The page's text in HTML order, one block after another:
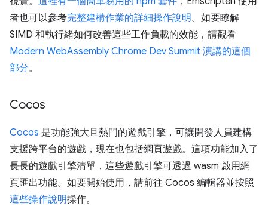
者也可以參考完整建構作業的詳細操作說明。如要瞭解
SIMD 和執行緒如何改善這些工作負載的效能，請觀看
Modern WebAssembly Chrome Dev Summit 演講的這個
部分。
Cocos
Cocos 是功能強大且熱門的遊戲引擎，可讓開發人員建構
支援跨平台的遊戲，現在也包括網頁遊戲。這項功能加入了
長長的遊戲引擎清單，這些遊戲引擎可透過 wasm 啟用網
頁匯出功能。如要開始使用，請前往 Cocos 編輯器並按照
這些操作說明操作。